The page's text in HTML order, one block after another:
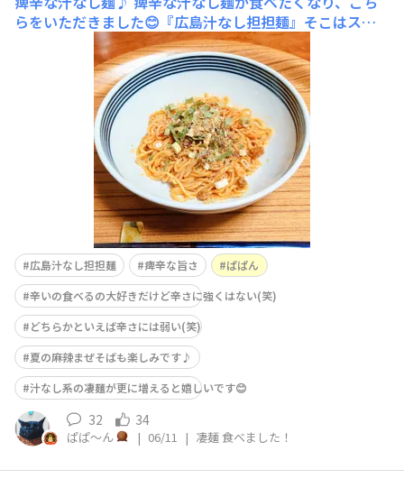
らをいただきました😊『広島汁なし担担麺』そこはスゴ
活も兼ねて『夏の麻辣まぜそば』じゃないのと思われるか
も知れませんが、我が家には過剰なる在庫というモノが存
在しております。そして抗うことができない"賞味期限"と
いう巨大な敵が…。冗談はさておき、大好きな汁なし麺を
広島汁なし担担麺 痺辛な旨さ
ぱぱん
辛いの食べるの大好きだけど辛さに強くはない(笑)
どちらかといえば辛さには弱い(笑)
夏の麻辣まぜそばも楽しみです♪
汁なし系の凄麺が更に増えると嬉しいです😊
32 34
ぱぱ〜ん | 06/11 | 凄麺 食べました！